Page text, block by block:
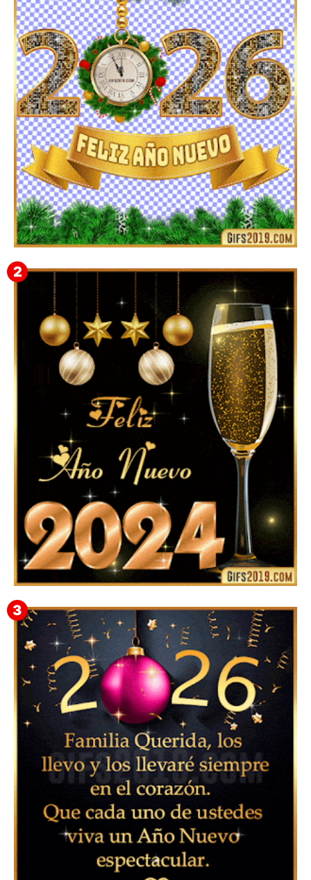
▷ Imágenes 2026 PNG sin Fondo y Transparentes en
3D 【DESCARGAR GRATIS】 ⬇️
Feliz Año Nuevo 2024: Mensajes, Frases, Imágenes
GIF para Compartir en WhatsApp, Telegram e
Instagram